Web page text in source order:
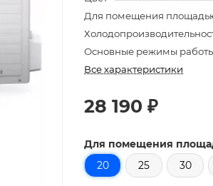
Для помещения
Основные режимы
Все характеристики
28 190 ₽
Для помещения
20
25 30